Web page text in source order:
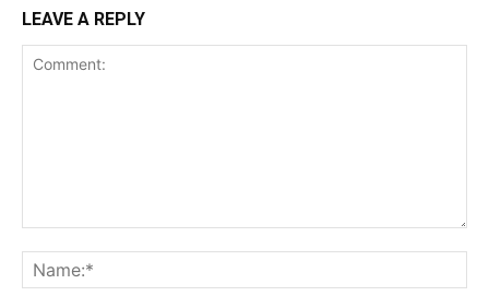
LEAVE A REPLY